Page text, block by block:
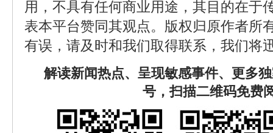
用，不具有任何商业用途，其目的在于
表本平台赞同其观点。版权归原作者所
有误，请及时和我们取得联系，我们将
解读新闻热点、呈现敏感事件、更多
号，扫描二维码免费